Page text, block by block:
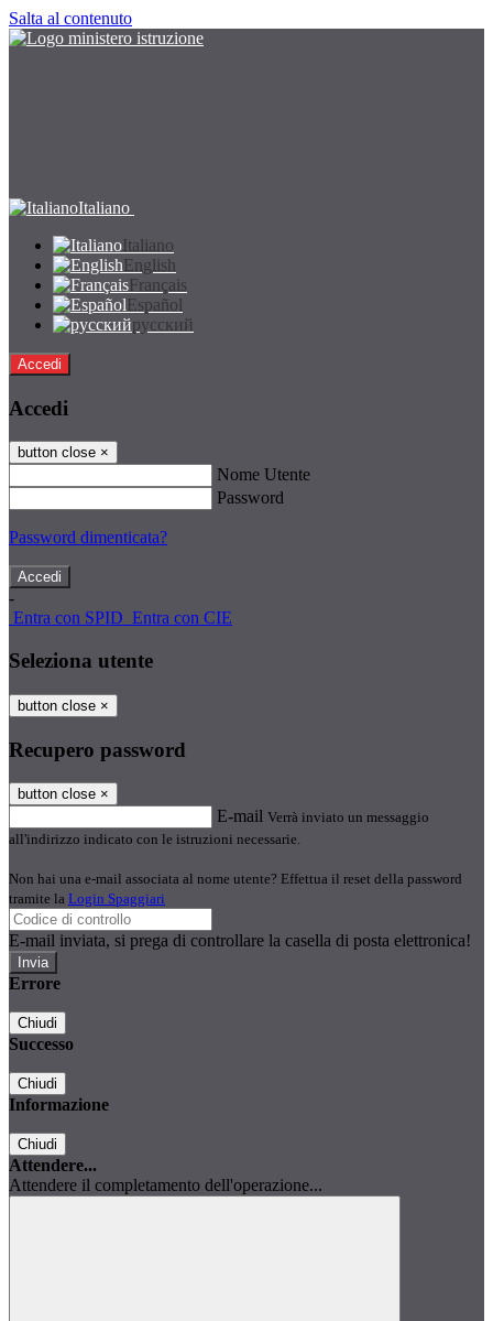
Salta al contenuto
Italiano
Italiano
English
Français
Español
русский
Accedi
Accedi
button close ×
Nome Utente
Password
Password dimenticata?
-
Entra con SPID Entra con CIE
Seleziona utente
button close ×
Recupero password
button close ×
E-mail Verrà inviato un messaggio
all'indirizzo indicato con le istruzioni necessarie.
Non hai una e-mail associata al nome utente? Effettua il reset della password
tramite la Login Spaggiari
E-mail inviata, si prega di controllare la casella di posta elettronica!
Errore
Chiudi
Successo
Chiudi
Informazione
Chiudi
Attendere...
Attendere il completamento dell'operazione...